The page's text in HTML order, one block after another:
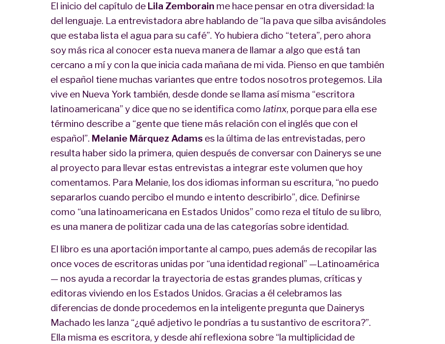
El inicio del capítulo de Lila Zemborain me hace pensar en otra diversidad: la
del lenguaje. La entrevistadora abre hablando de “la pava que silba avisándoles
que estaba lista el agua para su café”. Yo hubiera dicho “tetera”, pero ahora
soy más rica al conocer esta nueva manera de llamar a algo que está tan
cercano a mí y con la que inicia cada mañana de mi vida. Pienso en que también
el español tiene muchas variantes que entre todos nosotros protegemos. Lila
vive en Nueva York también, desde donde se llama así misma “escritora
latinoamericana” y dice que no se identifica como latinx, porque para ella ese
término describe a “gente que tiene más relación con el inglés que con el
español”. Melanie Márquez Adamses la última de las entrevistadas, pero
resulta haber sido la primera, quien después de conversar con Dainerys se une
al proyecto para llevar estas entrevistas a integrar este volumen que hoy
comentamos. Para Melanie, los dos idiomas informan su escritura, “no puedo
separarlos cuando percibo el mundo e intento describirlo”, dice. Definirse
como “una latinoamericana en Estados Unidos” como reza el título de su libro,
es una manera de politizar cada una de las categorías sobre identidad.
El libro es una aportación importante al campo, pues además de recopilar las
once voces de escritoras unidas por “una identidad regional” —Latinoamérica
— nos ayuda a recordar la trayectoria de estas grandes plumas, críticas y
editoras viviendo en los Estados Unidos. Gracias a él celebramos las
diferencias de donde procedemos en la inteligente pregunta que Dainerys
Machado les lanza “¿qué adjetivo le pondrías a tu sustantivo de escritora?”.
Ella misma es escritora, y desde ahí reflexiona sobre “la multiplicidad de